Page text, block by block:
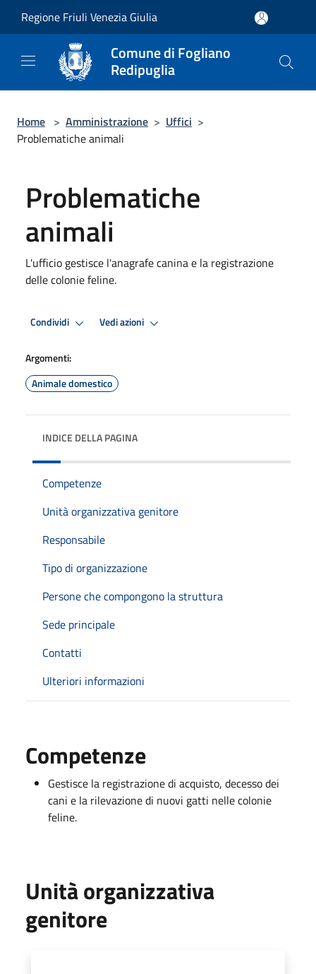
Regione Friuli Venezia Giulia
Comune di Fogliano
Redipuglia
Home > Amministrazione > Uffici >
Problematiche animali
Problematiche
animali
L'ufficio gestisce l'anagrafe canina e la registrazione
delle colonie feline.
Condividi Vedi azioni
Argomenti:
Animale domestico
INDICE DELLA PAGINA
Competenze
Unità organizzativa genitore
Responsabile
Tipo di organizzazione
Persone che compongono la struttura
Sede principale
Contatti
Ulteriori informazioni
Competenze
Gestisce la registrazione di acquisto, decesso dei
cani e la rilevazione di nuovi gatti nelle colonie
feline.
Unità organizzativa
genitore